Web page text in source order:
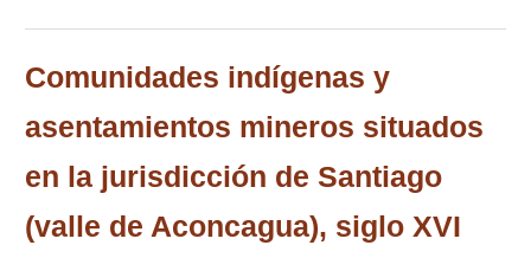
Comunidades indígenas y
asentamientos mineros situados
en la jurisdicción de Santiago
(valle de Aconcagua), siglo XVI